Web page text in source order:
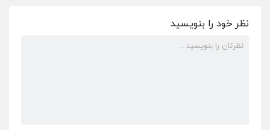
نظر خود را بنویسید